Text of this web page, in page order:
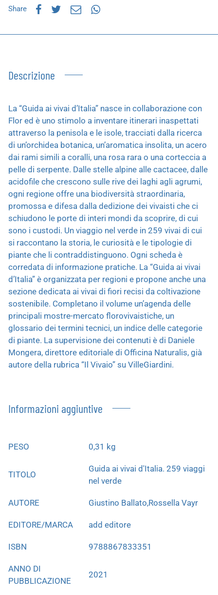
Share
Descrizione
La “Guida ai vivai d’Italia” nasce in collaborazione con
Flor ed è uno stimolo a inventare itinerari inaspettati
attraverso la penisola e le isole, tracciati dalla ricerca
di un’orchidea botanica, un’aromatica insolita, un acero
dai rami simili a coralli, una rosa rara o una corteccia a
pelle di serpente. Dalle stelle alpine alle cactacee, dalle
acidofile che crescono sulle rive dei laghi agli agrumi,
ogni regione offre una biodiversità straordinaria,
promossa e difesa dalla dedizione dei vivaisti che ci
schiudono le porte di interi mondi da scoprire, di cui
sono i custodi. Un viaggio nel verde in 259 vivai di cui
si raccontano la storia, le curiosità e le tipologie di
piante che li contraddistinguono. Ogni scheda è
corredata di informazione pratiche. La “Guida ai vivai
d’Italia” è organizzata per regioni e propone anche una
sezione dedicata ai vivai di fiori recisi da coltivazione
sostenibile. Completano il volume un’agenda delle
principali mostre-mercato florovivaistiche, un
glossario dei termini tecnici, un indice delle categorie
di piante. La supervisione dei contenuti è di Daniele
Mongera, direttore editoriale di Officina Naturalis, già
autore della rubrica “Il Vivaio” su VilleGiardini.
Informazioni aggiuntive
PESO 0,31 kg
TITOLO
Guida ai vivai d'Italia. 259 viaggi
nel verde
AUTORE Giustino Ballato,Rossella Vayr
EDITORE/MARCA add editore
ISBN 9788867833351
ANNO DI
PUBBLICAZIONE
2021